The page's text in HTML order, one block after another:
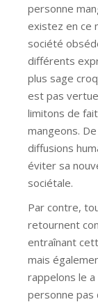
personne
existez en ce
société
différents
plus sage
est pas
limitons de
mangeons.
diffusions
éviter sa
sociétale.
Par contre,
retournent
entraînant
mais
rappelons le
personne